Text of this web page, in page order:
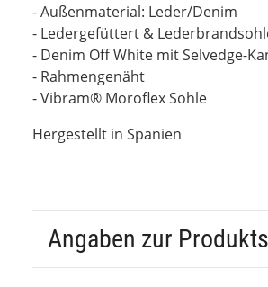
- Außenmaterial: Leder/Denim
- Ledergefüttert &
- Denim Off White mit Selvedge-
- Rahmengenäht
- Vibram® Moroflex Sohle
Hergestellt in Spanien
Angaben zur